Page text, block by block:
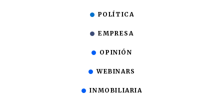
POLÍTICA
EMPRESA
OPINIÓN
WEBINARS
INMOBILIARIA